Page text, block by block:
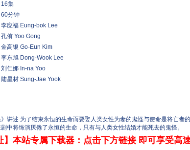
集
分钟
福 Eung-bok Lee
Yoo Gong
Eun Kim
Wook Lee
In-na Yoo
Jae Yook
为了结束永恒的生命而要娶人类女性为妻的鬼怪与使命是将亡者的
中将饰演厌倦了永恒的生命，只有与人类女性结婚才能死去的鬼怪。
】本站专属下载器：点击下方链接 即可享受高